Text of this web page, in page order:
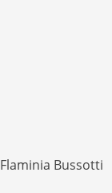
Flaminia Bussotti